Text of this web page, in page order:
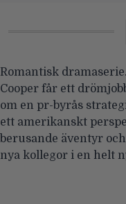
Romantisk
Cooper får ett
om en pr-byrås
ett amerikanskt
berusande äventyr
nya kollegor i en helt